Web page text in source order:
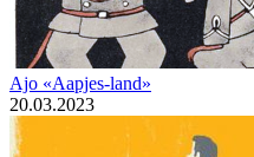
Ajo «Aapjes-land»
20.03.2023